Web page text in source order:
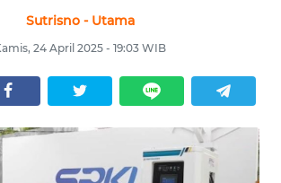
Sutrisno - Utama
24 April 2025 - 19:03 WIB